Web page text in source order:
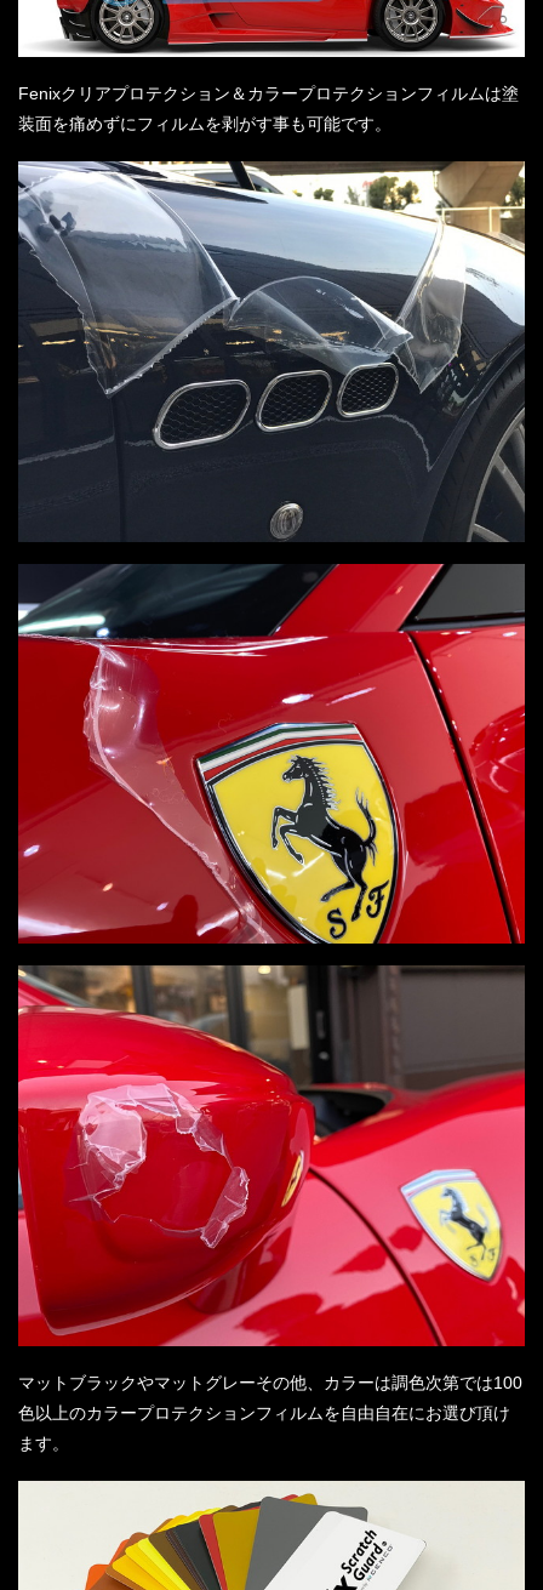
Fenixクリアプロテクション＆カラープロテクションフィルムは塗
装面を痛めずにフィルムを剥がす事も可能です。
マットブラックやマットグレーその他、カラーは調色次第では100
色以上のカラープロテクションフィルムを自由自在にお選び頂け
ます。